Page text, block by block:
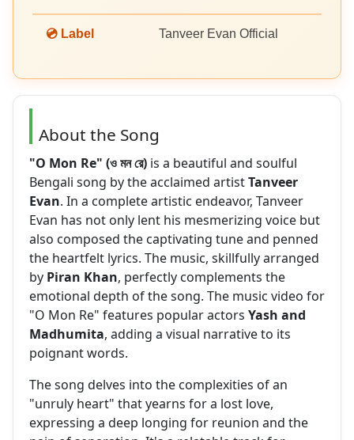
💿 Label Tanveer Evan Official
About the Song
"O Mon Re" (ও মন রে) is a beautiful and soulful
Bengali song by the acclaimed artistTanveer
Evan. In a complete artistic endeavor, Tanveer
Evan has not only lent his mesmerizing voice but
also composed the captivating tune and penned
the heartfelt lyrics. The music, skillfully arranged
by Piran Khan, perfectly complements the
emotional depth of the song. The music video for
"O Mon Re" features popular actors Yash and
Madhumita, adding a visual narrative to its
poignant words.
The song delves into the complexities of an
"unruly heart" that yearns for a lost love,
expressing a deep longing for reunion and the